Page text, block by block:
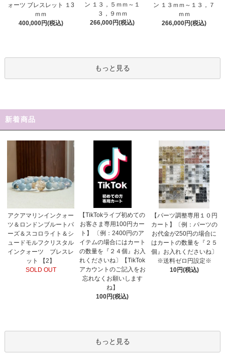
ォーツ ブレスレット １3
ｍｍ
400,000円(税込)
ン １３，５ｍｍ～１
３，９ｍｍ
266,000円(税込)
ン １３ｍｍ～１３，７
ｍｍ
266,000円(税込)
もっと見る
新着商品
アクアマリンインクォー
ツ＆ロンドンブルートパ
ーズ＆スコロライト＆シ
ュードモルフクリスタル
インクォーツ ブレスレ
ット 【2】
SOLD OUT
【TikTokライブ初めての
お客さま専用100円カー
ト】 〔例：2400円のア
イテムの場合にはカート
の数量を『２４個』お入
れくださいね〕【TikTok
アカウントのご記入をお
忘れなくお願いします
ね】
100円(税込)
【パーツ調整専用１０円
カート】〔例：パーツの
お代金が250円の場合に
はカートの数量を『２５
個』お入れくださいね〕
※送料ゼロ円設定※
10円(税込)
もっと見る